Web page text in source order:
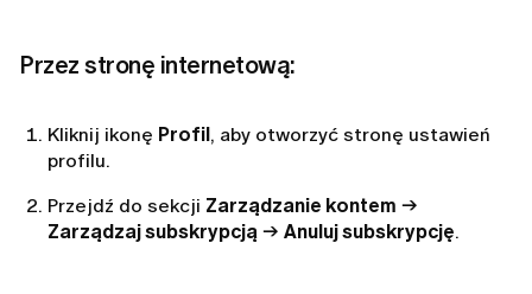
Przez stronę internetową:
Kliknij ikonę Profil, aby otworzyć stronę ustawień
profilu.
Przejdź do sekcji Zarządzanie kontem →
Zarządzaj subskrypcją → Anuluj subskrypcję.